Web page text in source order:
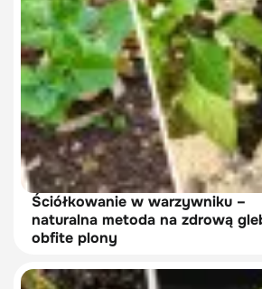
Ściółkowanie w warzywniku –
naturalna metoda na zdrową
obfite plony